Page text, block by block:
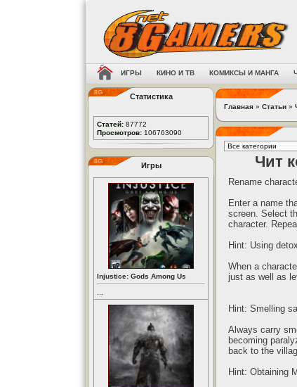
ИГРЫ КИНО И ТВ КОМИКСЫ И МАНГА
Статистика
Статей: 87772
Просмотров: 106763090
Игры
Injustice: Gods Among Us
Главная » Статьи »
Чит
Rename
Enter a name
screen. Select
character.
Hint: Using
When a
just as well as
Hint: Smelling
Always carry
becoming
back to the
Hint: Obtaining